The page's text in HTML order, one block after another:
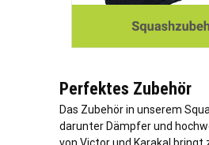
Perfektes Zubehör
Das Zubehör in unserem
darunter Dämpfer und
von Victor und Karakal bringt